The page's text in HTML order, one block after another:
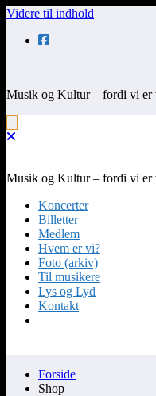
Videre til indhold
Musik og Kultur – fordi vi er
Musik og Kultur – fordi vi er
Koncerter
Billetter
Medlem
Hvem er vi?
Foto (arkiv)
Til musikere
Lys og Lyd
Kontakt
Forside
Shop